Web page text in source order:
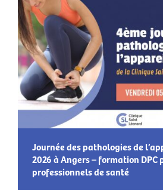
Journée des pathologies de
2026 à Angers – formation DPC
professionnels de santé